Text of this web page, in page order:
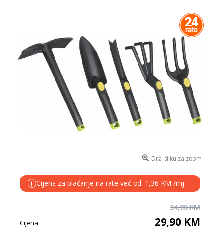
Drži sliku za zoom
i Cijena za plaćanje na rate već od: 1,36 KM /mj.
34,90 KM
Cijena 29,90 KM